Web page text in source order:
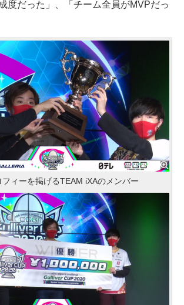
度だった」、「チーム全員がMVPだっ
ィーを掲げるTEAM iXAのメンバー